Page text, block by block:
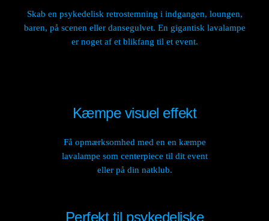
Skab en psykedelisk retrostemning i indgangen, loungen,
baren, på scenen eller dansegulvet. En gigantisk lavalampe
er noget af et blikfang til et event.
Kæmpe visuel effekt
Få opmærksomhed med en en kæmpe
lavalampe som centerpiece til dit event
eller på din natklub.
Perfekt til psykedeliske